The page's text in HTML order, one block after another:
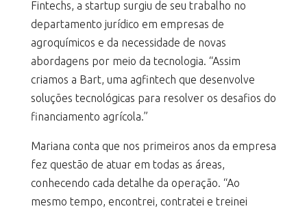
Fintechs, a startup surgiu de seu trabalho no
departamento jurídico em empresas de
agroquímicos e da necessidade de novas
abordagens por meio da tecnologia. “Assim
criamos a Bart, uma agfintech que desenvolve
soluções tecnológicas para resolver os desafios do
financiamento agrícola.”
Mariana conta que nos primeiros anos da empresa
fez questão de atuar em todas as áreas,
conhecendo cada detalhe da operação. “Ao
mesmo tempo, encontrei, contratei e treinei